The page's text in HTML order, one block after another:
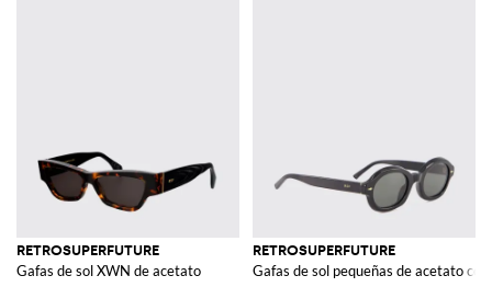
RETROSUPERFUTURE
Gafas de sol XWN de acetato
RETROSUPERFUTURE
Gafas de sol pequeñas de acetato